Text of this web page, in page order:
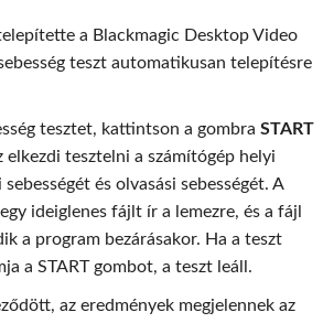
a Blackmagic Desktop Video
teszt automatikusan telepítésre
tesztet, kattintson a gombra START
elkezdi tesztelni a számítógép helyi
és olvasási sebességét. A
ideiglenes fájlt ír a lemezre, és a fájl
a program bezárásakor. Ha a teszt
a START gombot, a teszt leáll.
az eredmények megjelennek az